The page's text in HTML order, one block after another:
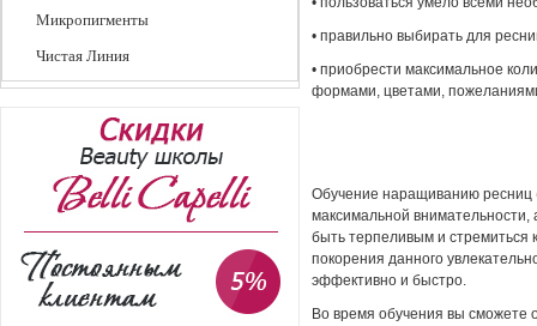
Микропигменты
Чистая Линия
• правильно выбирать для
• приобрести максимальное
формами, цветами,
Обучение наращиванию ресниц
максимальной внимательности,
быть терпеливым и стремиться
покорения данного
эффективно и быстро.
Во время обучения вы сможете